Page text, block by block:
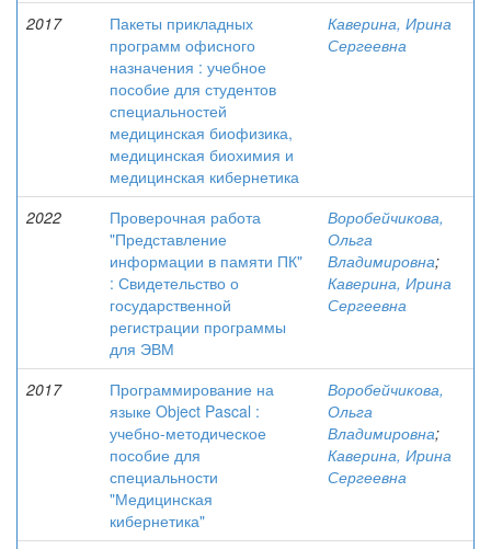
2017
Пакеты прикладных
программ офисного
назначения : учебное
пособие для студентов
специальностей
медицинская биофизика,
медицинская биохимия и
медицинская кибернетика
Каверина, Ирина
Сергеевна
2022
Проверочная работа
"Представление
информации в памяти ПК"
: Свидетельство о
государственной
регистрации программы
для ЭВМ
Воробейчикова,
Ольга
Владимировна;
Каверина, Ирина
Сергеевна
2017
Программирование на
языке Object Pascal :
учебно-методическое
пособие для
специальности
"Медицинская
кибернетика"
Воробейчикова,
Ольга
Владимировна;
Каверина, Ирина
Сергеевна